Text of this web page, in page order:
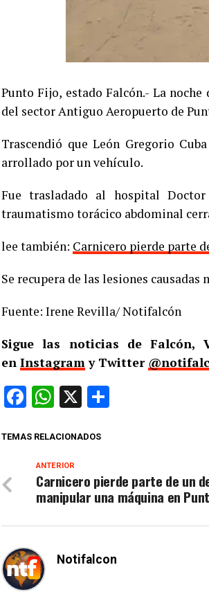
Punto Fijo, estado Falcón.- La
del sector Antiguo Aeropuerto de
Trascendió que León Gregorio
arrollado por un vehículo.
Fue trasladado al hospital
traumatismo torácico abdominal
lee también: Carnicero pierde parte
Se recupera de las lesiones
Fuente: Irene Revilla/ Notifalcón
Sigue las noticias de Falcón,
en Instagramy Twitter
Facebook
WhatsApp
X
TEMAS RELACIONADOS
ANTERIOR
Carnicero pierde parte de un
manipular una máquina en
Notifalcon